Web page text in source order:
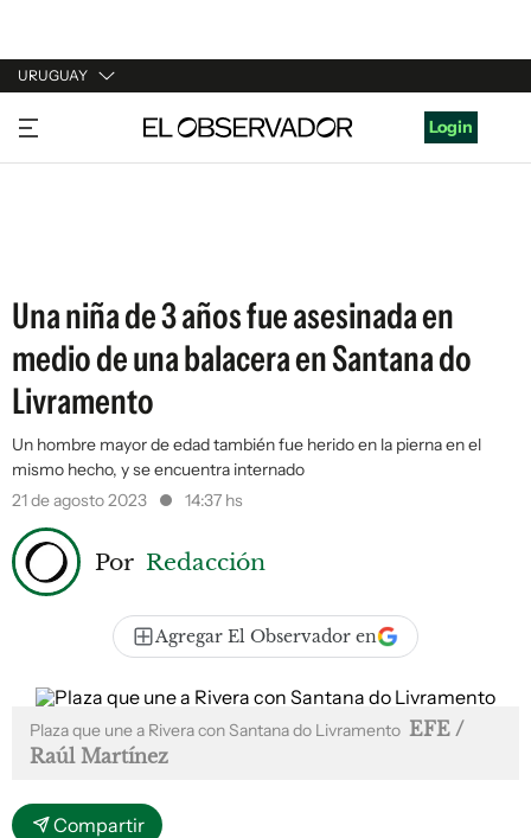
URUGUAY
URUGUAY
ARGENTINA
Login
Una niña de 3 años fue asesinada en
medio de una balacera en Santana do
Livramento
Un hombre mayor de edad también fue herido en la pierna en el
mismo hecho, y se encuentra internado
21 de agosto 2023
14:37 hs
Por Redacción
Agregar El Observador en
Plaza que une a Rivera con Santana do Livramento EFE /
Raúl Martínez
Compartir